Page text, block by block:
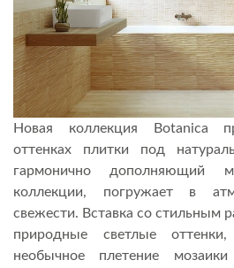
Новая коллекция Botanica
оттенках плитки под
гармонично дополняющий
коллекции, погружает в
свежести. Вставка со стильным
природные светлые
необычное плетение